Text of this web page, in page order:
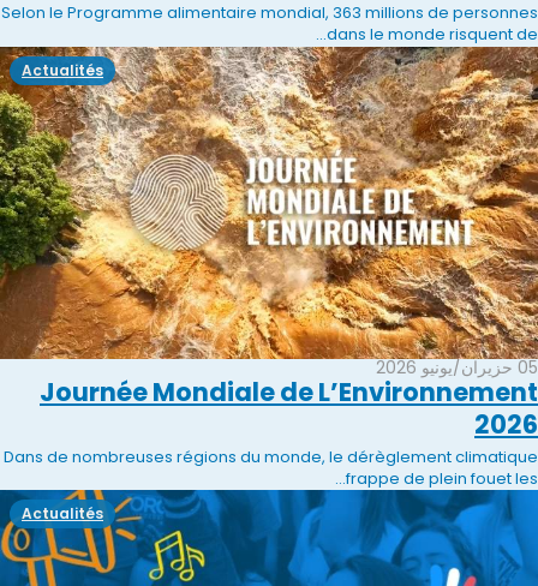
Selon le Programme alimentaire mondial, 363 millions de personnes
dans le monde risquent de...
05 حزيران/يونيو 2026
Journée Mondiale de L’Environnement
2026
Dans de nombreuses régions du monde, le dérèglement climatique
frappe de plein fouet les...
Actualités
Actualités